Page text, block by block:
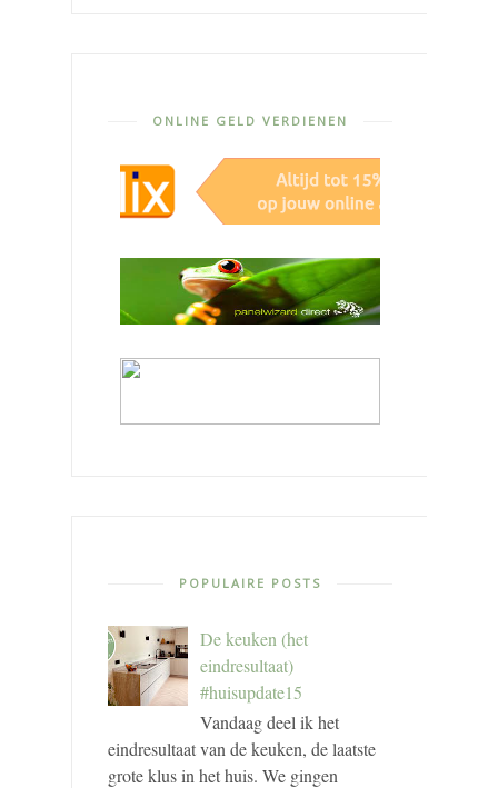
ONLINE GELD VERDIENEN
POPULAIRE POSTS
De keuken (het
eindresultaat)
#huisupdate15
Vandaag deel ik het
eindresultaat van de keuken, de laatste
grote klus in het huis. We gingen